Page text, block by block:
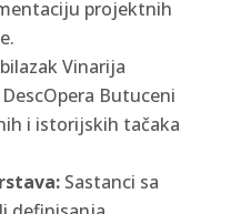
projektnih
Vinarija
Butuceni
i istorijskih tačaka
Sastanci sa